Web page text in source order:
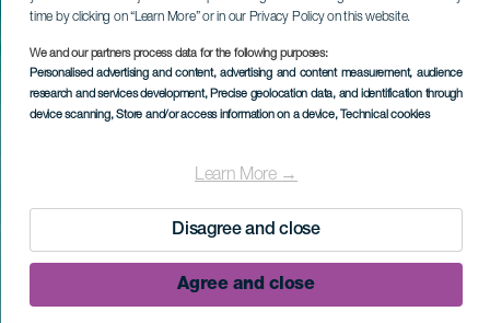
time by clicking on “Learn More” or in our Privacy Policy on this website.
We and our partners process data for the following purposes:
Personalised advertising and content, advertising and content measurement, audience
research and services development, Precise geolocation data, and identification through
device scanning, Store and/or access information on a device, Technical cookies
Learn More →
Disagree and close
Agree and close